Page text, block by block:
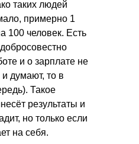
таких людей
примерно 1
100 человек. Есть
и о зарплате не
думают, то в
Такое
результаты и
но только если
на себя.